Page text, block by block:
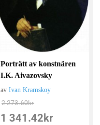
Porträtt av konstnären
I.K. Aivazovsky
avIvan Kramskoy
2 273.60kr
1 341.42 kr